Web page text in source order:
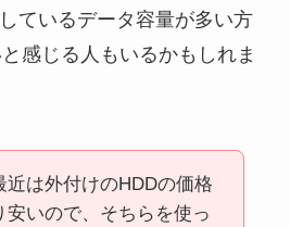
ているデータ容量が多い方
感じる人もいるかもしれま
近は外付けのHDDの価格
安いので、そちらを使っ